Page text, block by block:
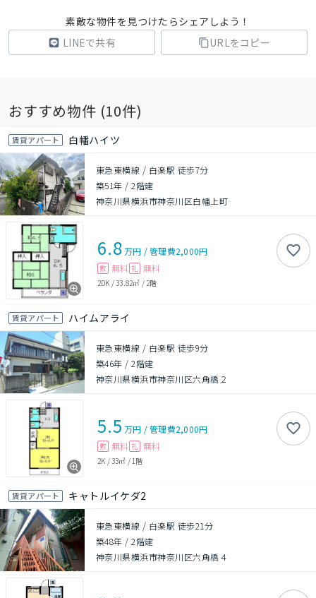
素敵な物件を見つけたらシェアしよう！
LINEで共有
URLをコピー
おすすめ物件 (10件)
賃貸アパート 白幡ハイツ
東急東横線 / 白楽駅 徒歩7分
築51年 /2階建
神奈川県横浜市神奈川区白幡上町
6.8万円 /管理費2,000円
敷 無料 礼 無料
2DK /33.82㎡ / 2階
賃貸アパート ハイムアライ
東急東横線 / 白楽駅 徒歩9分
築46年 /2階建
神奈川県横浜市神奈川区六角橋２
5.5 万円 /管理費2,000円
敷 無料 礼 無料
2K /33㎡ / 1階
賃貸アパート キャトルイケダ2
東急東横線 / 白楽駅 徒歩21分
築48年 /2階建
神奈川県横浜市神奈川区六角橋４